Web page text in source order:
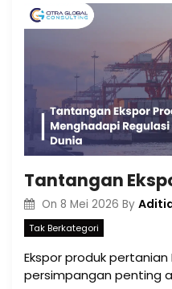
On 8 Mei 2026 By
Tak Berkategori
Ekspor produk
persimpangan penting